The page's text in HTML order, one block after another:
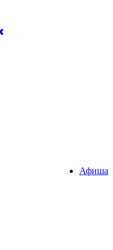
Афиша